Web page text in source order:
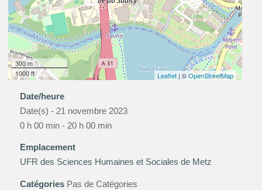
300 m
1000 ft
Leaflet | ©OpenStreetMap
Date/heure
Date(s) - 21 novembre 2023
0 h 00 min - 20 h 00 min
Emplacement
UFR des Sciences Humaines et Sociales de Metz
CatégoriesPas de Catégories